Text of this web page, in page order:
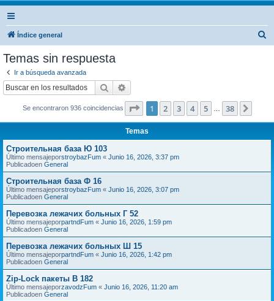
Índice general
Temas sin respuesta
Ir a búsqueda avanzada
Buscar
Se encontraron 936 coincidencias Página de 38
1 2 3 4 5 38
Temas
Строительная база Ю 103
Último mensajeporstroybazFum « Junio 16, 2026, 3:37 pm
Publicadoen General
Строительная база Ф 16
Último mensajeporstroybazFum « Junio 16, 2026, 3:07 pm
Publicadoen General
Перевозка лежачих больных Г 52
Último mensajeporpartndFum « Junio 16, 2026, 1:59 pm
Publicadoen General
Перевозка лежачих больных Ш 15
Último mensajeporpartndFum « Junio 16, 2026, 1:42 pm
Publicadoen General
Zip-Lock пакеты В 182
Último mensajeporzavodzFum « Junio 16, 2026, 11:20 am
Publicadoen General